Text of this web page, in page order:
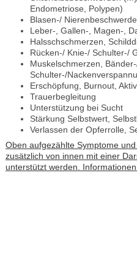
Endometriose, Polypen)
Blasen-/
Leber-, Gallen-, Magen-,
Halsschschmerzen,
Rücken-/ Knie-/ Schulter-/
Muskelschmerzen,
Schulter-/
Erschöpfung, Burnout,
Trauerbegleitung
Unterstützung bei Sucht
Stärkung Selbstwert,
Verlassen der Opferrolle,
Oben aufgezählte Symptome
zusätzlich von innen mit einer
unterstützt werden.